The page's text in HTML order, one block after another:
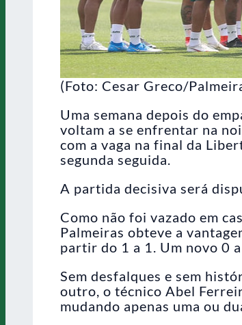
(Foto: Cesar Greco/
Uma semana depois do
voltam a se enfrentar na
com a vaga na final da
segunda seguida.
A partida decisiva será
Como não foi vazado em
Palmeiras obteve a
partir do 1 a 1. Um novo 0
Sem desfalques e sem
outro, o técnico Abel
mudando apenas uma ou